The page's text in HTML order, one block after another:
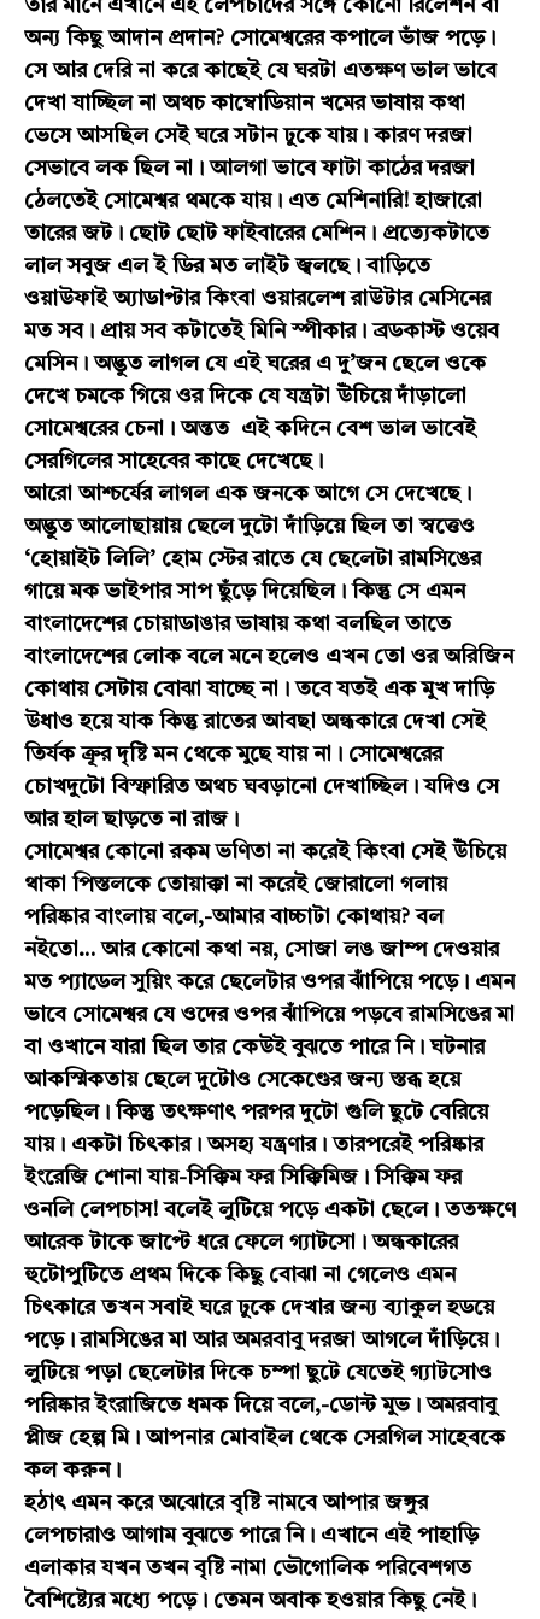
তার মানে এখানে এই লেপচাদের সঙ্গে কোনো রিলেশন বা
অন্য কিছু আদান প্রদান? সোমেশ্বরের কপালে ভাঁজ পড়ে।
সে আর দেরি না করে কাছেই যে ঘরটা এতক্ষণ ভাল ভাবে
দেখা যাচ্ছিল না অথচ কাম্বোডিয়ান খমের ভাষায় কথা
ভেসে আসছিল সেই ঘরে সটান ঢুকে যায়। কারণ দরজা
সেভাবে লক ছিল না। আলগা ভাবে ফাটা কাঠের দরজা
ঠেলতেই সোমেশ্বর থমকে যায়। এত মেশিনারি! হাজারো
তারের জট। ছোট ছোট ফাইবারের মেশিন। প্রত্যেকটাতে
লাল সবুজ এল ই ডির মত লাইট জ্বলছে। বাড়িতে
ওয়াউফাই অ্যাডাপ্টার কিংবা ওয়ারলেশ রাউটার মেসিনের
মত সব। প্রায় সব কটাতেই মিনি স্পীকার। ব্রডকাস্ট ওয়েব
মেসিন। অদ্ভুত লাগল যে এই ঘরের এ দু’জন ছেলে ওকে
দেখে চমকে গিয়ে ওর দিকে যে যন্ত্রটা উঁচিয়ে দাঁড়ালো
সোমেশ্বরের চেনা। অন্তত এই কদিনে বেশ ভাল ভাবেই
সেরগিলের সাহেবের কাছে দেখেছে।
আরো আশ্চর্যের লাগল এক জনকে আগে সে দেখেছে।
অদ্ভুত আলোছায়ায় ছেলে দুটো দাঁড়িয়ে ছিল তা স্বত্তেও
‘হোয়াইট লিলি’ হোম স্টের রাতে যে ছেলেটা রামসিঙের
গায়ে মক ভাইপার সাপ ছুঁড়ে দিয়েছিল। কিন্তু সে এমন
বাংলাদেশের চোয়াডাঙার ভাষায় কথা বলছিল তাতে
বাংলাদেশের লোক বলে মনে হলেও এখন তো ওর অরিজিন
কোথায় সেটায় বোঝা যাচ্ছে না। তবে যতই এক মুখ দাড়ি
উধাও হয়ে যাক কিন্তু রাতের আবছা অন্ধকারে দেখা সেই
তির্যক ক্রূর দৃষ্টি মন থেকে মুছে যায় না। সোমেশ্বরের
চোখদুটো বিস্ফারিত অথচ ঘবড়ানো দেখাচ্ছিল। যদিও সে
আর হাল ছাড়তে না রাজ।
সোমেশ্বর কোনো রকম ভণিতা না করেই কিংবা সেই উঁচিয়ে
থাকা পিস্তলকে তোয়াক্কা না করেই জোরালো গলায়
পরিষ্কার বাংলায় বলে,-আমার বাচ্চাটা কোথায়? বল
নইতো… আর কোনো কথা নয়, সোজা লঙ জাম্প দেওয়ার
মত প্যাডেল সুয়িং করে ছেলেটার ওপর ঝাঁপিয়ে পড়ে। এমন
ভাবে সোমেশ্বর যে ওদের ওপর ঝাঁপিয়ে পড়বে রামসিঙের মা
বা ওখানে যারা ছিল তার কেউই বুঝতে পারে নি। ঘটনার
আকস্মিকতায় ছেলে দুটোও সেকেণ্ডের জন্য স্তব্ধ হয়ে
পড়েছিল। কিন্তু তৎক্ষণাৎ পরপর দুটো গুলি ছুটে বেরিয়ে
যায়। একটা চিৎকার। অসহ্য যন্ত্রণার। তারপরেই পরিষ্কার
ইংরেজি শোনা যায়-সিক্কিম ফর সিক্কিমিজ। সিক্কিম ফর
ওনলি লেপচাস! বলেই লুটিয়ে পড়ে একটা ছেলে। ততক্ষণে
আরেক টাকে জাপ্টে ধরে ফেলে গ্যাটসো। অন্ধকারের
হুটোপুটিতে প্রথম দিকে কিছু বোঝা না গেলেও এমন
চিৎকারে তখন সবাই ঘরে ঢুকে দেখার জন্য ব্যাকুল হডয়ে
পড়ে। রামসিঙের মা আর অমরবাবু দরজা আগলে দাঁড়িয়ে।
লুটিয়ে পড়া ছেলেটার দিকে চম্পা ছুটে যেতেই গ্যাটসোও
পরিষ্কার ইংরাজিতে ধমক দিয়ে বলে,-ডোন্ট মুভ। অমরবাবু
প্লীজ হেল্প মি। আপনার মোবাইল থেকে সেরগিল সাহেবকে
কল করুন।
হঠাৎ এমন করে অঝোরে বৃষ্টি নামবে আপার জঙ্গুর
লেপচারাও আগাম বুঝতে পারে নি। এখানে এই পাহাড়ি
এলাকার যখন তখন বৃষ্টি নামা ভৌগোলিক পরিবেশগত
বৈশিষ্ট্যের মধ্যে পড়ে। তেমন অবাক হওয়ার কিছু নেই।